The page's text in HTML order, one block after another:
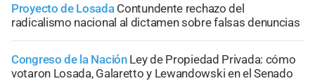
Proyecto de Losada Contundente rechazo del
radicalismo nacional al dictamen sobre falsas denuncias
Congreso de la Nación Ley de Propiedad Privada: cómo
votaron Losada, Galaretto y Lewandowski en el Senado